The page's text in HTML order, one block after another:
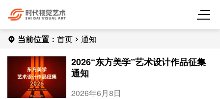
当前位置： 首页 通知
2026“东方美学”艺术设计作品征集
通知
2026年6月8日